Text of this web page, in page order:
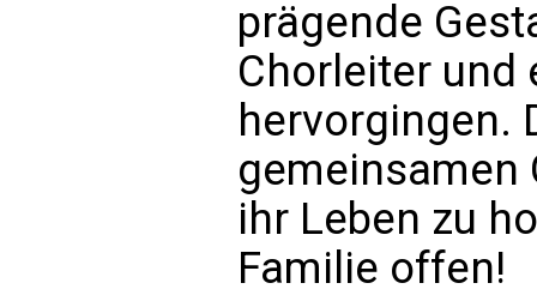
prägende
Chorleiter und
hervorgingen.
gemeinsamen
ihr Leben zu
Familie offen!